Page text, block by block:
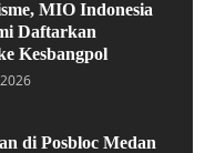
MIO Indonesia
Daftarkan
Kesbangpol
di Posbloc Medan